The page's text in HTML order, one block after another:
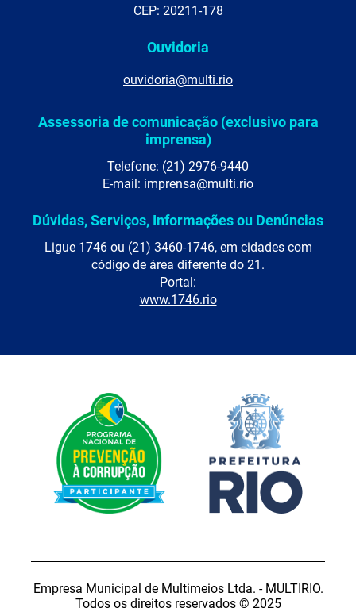
CEP: 20211-178
Ouvidoria
ouvidoria@multi.rio
Assessoria de comunicação (exclusivo para
imprensa)
Telefone: (21) 2976-9440
E-mail: imprensa@multi.rio
Dúvidas, Serviços, Informações ou Denúncias
Ligue 1746 ou (21) 3460-1746, em cidades com
código de área diferente do 21.
Portal:
www.1746.rio
Empresa Municipal de Multimeios Ltda. - MULTIRIO.
Todos os direitos reservados © 2025